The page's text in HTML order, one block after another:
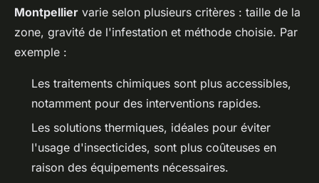
Montpellier varie selon plusieurs critères : taille de la
zone, gravité de l'infestation et méthode choisie. Par
exemple :
Les traitements chimiques sont plus accessibles,
notamment pour des interventions rapides.
Les solutions thermiques, idéales pour éviter
l'usage d'insecticides, sont plus coûteuses en
raison des équipements nécessaires.